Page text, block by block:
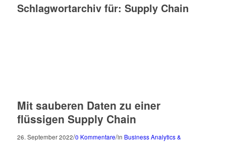
Schlagwortarchiv für: Supply Chain
Mit sauberen Daten zu einer
flüssigen Supply Chain
26. September 2022/0 Kommentare/in Business Analytics &